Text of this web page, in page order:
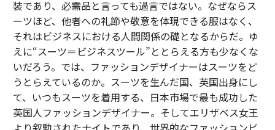
装であり、必需品と言っても過言ではない。なぜならス
ーツほど、他者への礼節や敬意を体現できる服はなく、
それはビジネスにおける人間関係の礎となるからだ。ゆ
えに“スーツ＝ビジネスツール”ととらえる方も少なくな
いだろう。では、ファッションデザイナーはスーツをど
うとらえているのか。スーツを生んだ国、英国出身にし
て、いつもスーツを着用する、日本市場で最も成功した
英国人ファッションデザイナー。そしてエリザベス女王